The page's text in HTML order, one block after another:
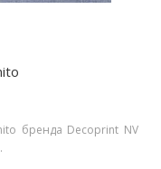
бренда Decoprint NV